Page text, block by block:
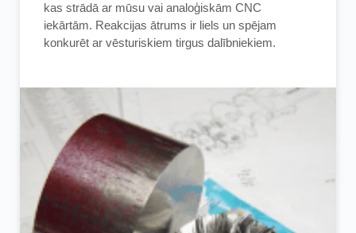
kas strādā ar mūsu vai analoģiskām CNC
iekārtām. Reakcijas ātrums ir liels un spējam
konkurēt ar vēsturiskiem tirgus dalībniekiem.
kas strādā ar mūsu vai analoģiskām CNC
iekārtām. Reakcijas ātrums ir liels un spējam
konkurēt ar vēsturiskiem tirgus dalībniekiem.
attiecas uz uzņēmumiem tikai Latvijas teritorijā.
Klienti , kas atrodas ārpus Latvijas teritorijas, var
saņemt tikai telefonisku konsultāciju.